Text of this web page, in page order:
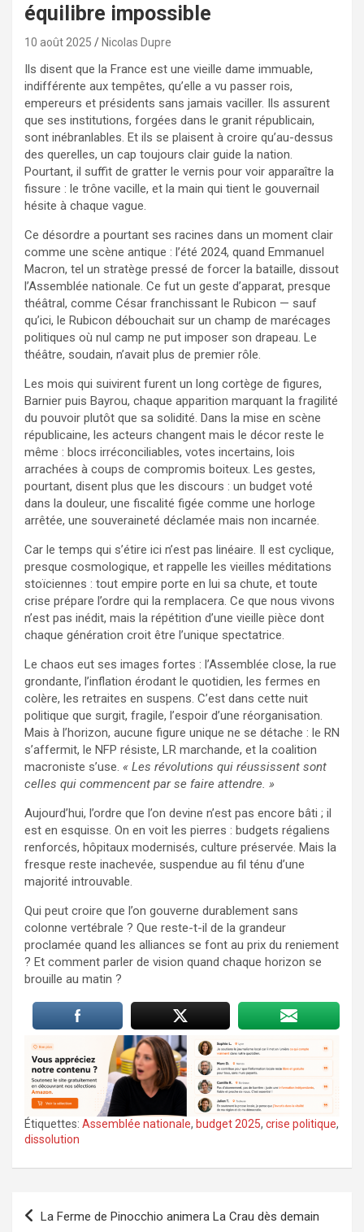
équilibre impossible
10 août 2025 Nicolas Dupre
Ils disent que la France est une vieille dame immuable,
indifférente aux tempêtes, qu’elle a vu passer rois,
empereurs et présidents sans jamais vaciller. Ils assurent
que ses institutions, forgées dans le granit républicain,
sont inébranlables. Et ils se plaisent à croire qu’au-dessus
des querelles, un cap toujours clair guide la nation.
Pourtant, il suffit de gratter le vernis pour voir apparaître la
fissure : le trône vacille, et la main qui tient le gouvernail
hésite à chaque vague.
Ce désordre a pourtant ses racines dans un moment clair
comme une scène antique : l’été 2024, quand Emmanuel
Macron, tel un stratège pressé de forcer la bataille, dissout
l’Assemblée nationale. Ce fut un geste d’apparat, presque
théâtral, comme César franchissant le Rubicon — sauf
qu’ici, le Rubicon débouchait sur un champ de marécages
politiques où nul camp ne put imposer son drapeau. Le
théâtre, soudain, n’avait plus de premier rôle.
Les mois qui suivirent furent un long cortège de figures,
Barnier puis Bayrou, chaque apparition marquant la fragilité
du pouvoir plutôt que sa solidité. Dans la mise en scène
républicaine, les acteurs changent mais le décor reste le
même : blocs irréconciliables, votes incertains, lois
arrachées à coups de compromis boiteux. Les gestes,
pourtant, disent plus que les discours : un budget voté
dans la douleur, une fiscalité figée comme une horloge
arrêtée, une souveraineté déclamée mais non incarnée.
Car le temps qui s’étire ici n’est pas linéaire. Il est cyclique,
presque cosmologique, et rappelle les vieilles méditations
stoïciennes : tout empire porte en lui sa chute, et toute
crise prépare l’ordre qui la remplacera. Ce que nous vivons
n’est pas inédit, mais la répétition d’une vieille pièce dont
chaque génération croit être l’unique spectatrice.
Le chaos eut ses images fortes : l’Assemblée close, la rue
grondante, l’inflation érodant le quotidien, les fermes en
colère, les retraites en suspens. C’est dans cette nuit
politique que surgit, fragile, l’espoir d’une réorganisation.
Mais à l’horizon, aucune figure unique ne se détache : le RN
s’affermit, le NFP résiste, LR marchande, et la coalition
macroniste s’use. « Les révolutions qui réussissent sont
celles qui commencent par se faire attendre. »
Aujourd’hui, l’ordre que l’on devine n’est pas encore bâti ; il
est en esquisse. On en voit les pierres : budgets régaliens
renforcés, hôpitaux modernisés, culture préservée. Mais la
fresque reste inachevée, suspendue au fil ténu d’une
majorité introuvable.
Qui peut croire que l’on gouverne durablement sans
colonne vertébrale ? Que reste-t-il de la grandeur
proclamée quand les alliances se font au prix du reniement
? Et comment parler de vision quand chaque horizon se
brouille au matin ?
Étiquettes: Assemblée nationale, budget 2025, crise politique,
dissolution
Navigation
La Ferme de Pinocchio animera La Crau dès demain